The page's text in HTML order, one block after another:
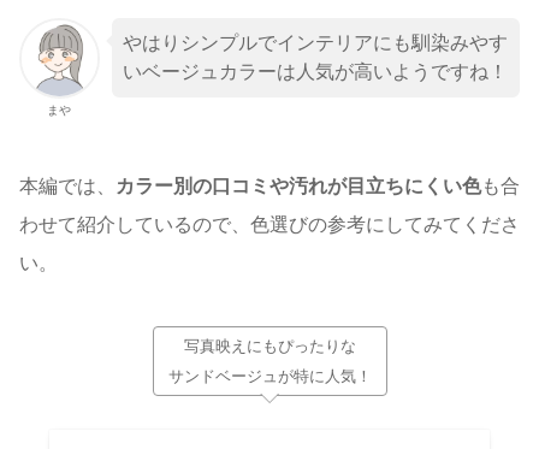
まや
やはりシンプルでインテリアにも馴染みやす
いベージュカラーは人気が高いようですね！
本編では、 カラー別の口コミや汚れが目立ちにくい色も合
わせて紹介しているので、色選びの参考にしてみてくださ
い。
写真映えにもぴったりな
サンドベージュが特に人気！